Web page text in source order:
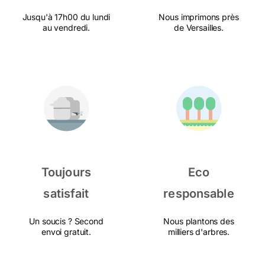
Jusqu'à 17h00 du lundi
au vendredi.
Nous imprimons près
de Versailles.
Toujours
satisfait
Un soucis ? Second
envoi gratuit.
Eco
responsable
Nous plantons des
milliers d'arbres.